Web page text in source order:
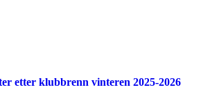
etter klubbrenn vinteren 2025-2026